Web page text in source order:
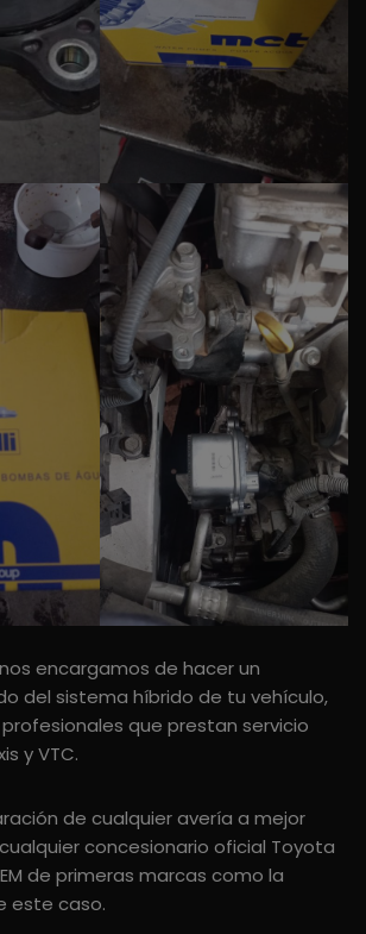
encargamos de hacer un
del sistema híbrido de tu vehículo,
que prestan servicio
y VTC.
de cualquier avería a mejor
concesionario oficial Toyota
de primeras marcas como la
este caso.